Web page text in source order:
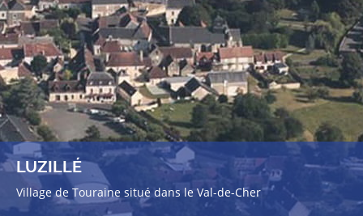
LUZILLÉ
Village de Touraine situé dans le Val-de-Cher